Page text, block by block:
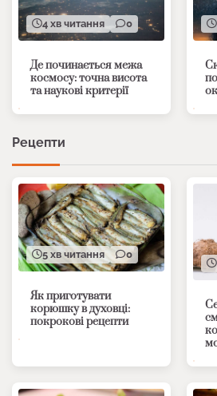
4 хв читання 0
Де починається межа
космосу: точна висота
та наукові критерії
Рецепти
5 хв читання 0
Як приготувати
корюшку в духовці:
покрокові рецепти